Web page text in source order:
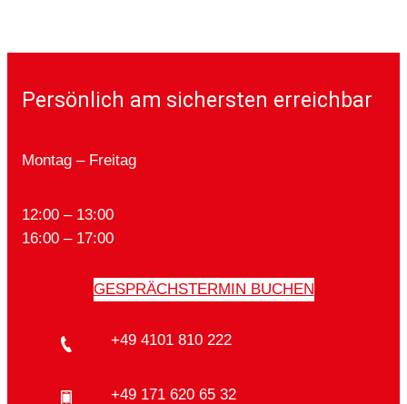
Persönlich am sichersten erreichbar
Montag – Freitag
12:00 – 13:00
16:00 – 17:00
GESPRÄCHSTERMIN BUCHEN
+49 4101 810 222
+49 171 620 65 32